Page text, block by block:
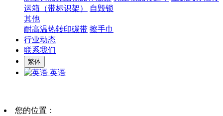
运箱（带标识架）
自毁锁
其他
耐高温热转印碳带 擦手巾
行业动态
联系我们
繁体
英语
您的位置：